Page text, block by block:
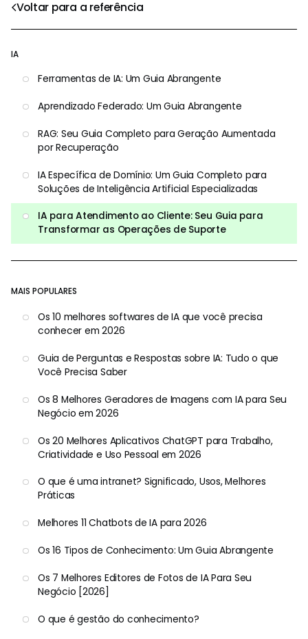
Voltar para a referência
IA
Ferramentas de IA: Um Guia Abrangente
Aprendizado Federado: Um Guia Abrangente
RAG: Seu Guia Completo para Geração Aumentada
por Recuperação
IA Específica de Domínio: Um Guia Completo para
Soluções de Inteligência Artificial Especializadas
IA para Atendimento ao Cliente: Seu Guia para
Transformar as Operações de Suporte
MAIS POPULARES
Os 10 melhores softwares de IA que você precisa
conhecer em 2026
Guia de Perguntas e Respostas sobre IA: Tudo o que
Você Precisa Saber
Os 8 Melhores Geradores de Imagens com IA para Seu
Negócio em 2026
Os 20 Melhores Aplicativos ChatGPT para Trabalho,
Criatividade e Uso Pessoal em 2026
O que é uma intranet? Significado, Usos, Melhores
Práticas
Melhores 11 Chatbots de IA para 2026
Os 16 Tipos de Conhecimento: Um Guia Abrangente
Os 7 Melhores Editores de Fotos de IA Para Seu
Negócio [2026]
O que é gestão do conhecimento?